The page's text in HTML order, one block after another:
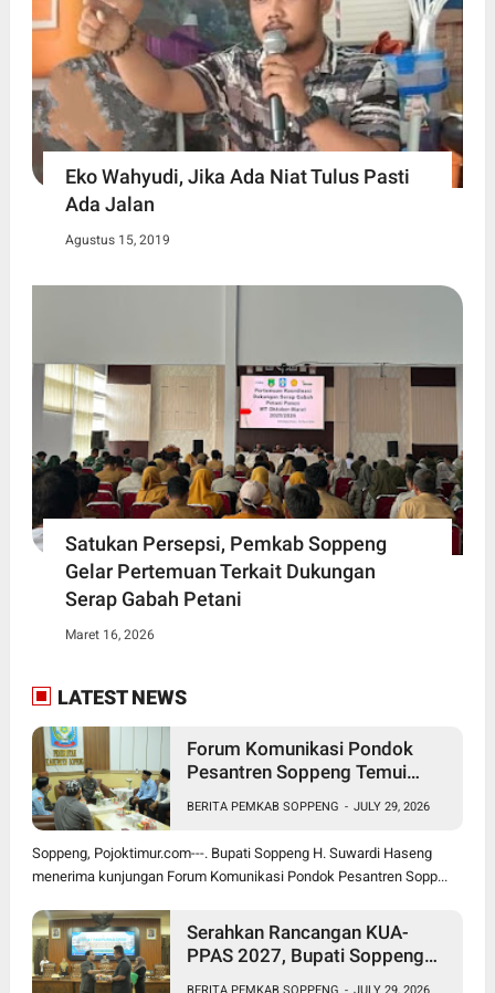
Eko Wahyudi, Jika Ada Niat Tulus Pasti
Ada Jalan
Agustus 15, 2019
Satukan Persepsi, Pemkab Soppeng
Gelar Pertemuan Terkait Dukungan
Serap Gabah Petani
Maret 16, 2026
LATEST NEWS
Forum Komunikasi Pondok
Pesantren Soppeng Temui
BERITA PEMKAB SOPPENG - JULY 29, 2026
Soppeng, Pojoktimur.com---. Bupati Soppeng H. Suwardi Haseng
menerima kunjungan Forum Komunikasi Pondok Pesantren Sopp...
Serahkan Rancangan KUA-
PPAS 2027, Bupati Soppeng